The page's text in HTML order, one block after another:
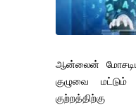
ஆன்லைன்
குழுவை